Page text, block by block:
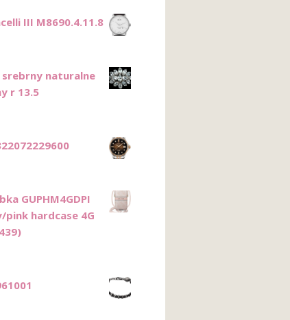
III M8690.4.11.8
srebrny naturalne
r 13.5
GUPHM4GDPI
pink hardcase 4G